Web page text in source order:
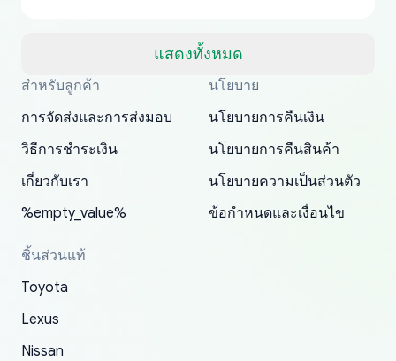
แสดงทั้งหมด
a matter of days. Very professional company as
well, I forgot to add my apartment number in
my address and contacted them with the
correct information. They updated my address
promptly. Will 100% be returning to order parts
Thank you, yoshiparts.com for the responsive
customer service and for being a reliable
have ordered from yoshi three times within
2022. The first two orders were received timely
and with no problems. The third order was not
received at all. According to yoshi's shipper, the
parcel was lost somewhere within the U.S.
replacement order was shipped and received.
The only reason for giving them 4 stars instead
South Guam
OEM parts at prices that nobody else can beat.
Fast shipping to USA… I’m happy!
P. Ginez
Basically, this is my 6th time ordering parts for
my XRs (which is hard to find these days). Item
19 delays which is understandable, the package
is packed well! More so, I am genuinely happy
about the updates whether the item I added to
my cart is available or not. It's hassle free, I've
had troubles on my previous orders but they
and giving me updates.
All genuine oem parts all in perfect condition I
have told everyone about this site very reliable
appreciate everything.
Jay W
I am so shocked at good time, all just because
needed parts for making my cars more
mudguards,flares ) area insane good shape for
my VDJ79, thank you yoshi, for caring
packaging and also because i can look for all
parts needed for upgrading from LX to VX
toyota!.
YANAN RAMIREZ GONZALEZ
สำหรับลูกค้า
การจัดส่งและการส่งมอบ
วิธีการชำระเงิน
เกี่ยวกับเรา
%empty_value%
นโยบาย
นโยบายการคืนเงิน
นโยบายการคืนสินค้า
นโยบายความเป็นส่วนตัว
ข้อกำหนดและเงื่อนไข
ชิ้นส่วนแท้
Toyota
Lexus
Nissan